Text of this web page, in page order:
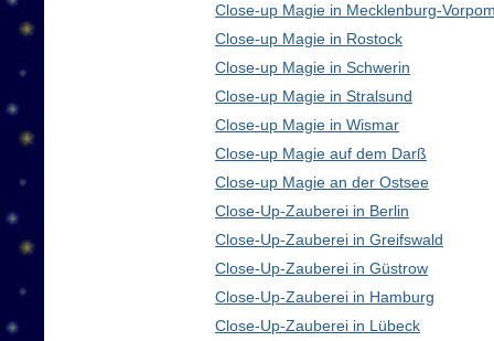
Close-up Magie in Mecklenburg-
Close-up Magie in Rostock
Close-up Magie in Schwerin
Close-up Magie in Stralsund
Close-up Magie in Wismar
Close-up Magie auf dem Darß
Close-up Magie an der Ostsee
Close-Up-Zauberei in Berlin
Close-Up-Zauberei in Greifswald
Close-Up-Zauberei in Güstrow
Close-Up-Zauberei in Hamburg
Close-Up-Zauberei in Lübeck